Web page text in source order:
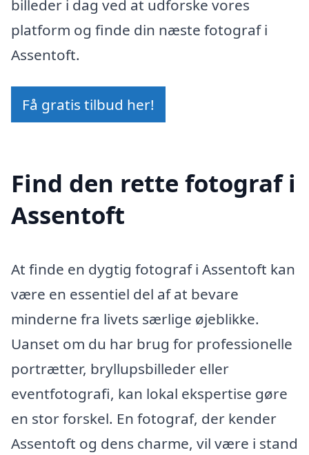
billeder i dag ved at udforske vores
platform og finde din næste fotograf i
Assentoft.
Få gratis tilbud her!
Find den rette fotograf i
Assentoft
At finde en dygtig fotograf i Assentoft kan
være en essentiel del af at bevare
minderne fra livets særlige øjeblikke.
Uanset om du har brug for professionelle
portrætter, bryllupsbilleder eller
eventfotografi, kan lokal ekspertise gøre
en stor forskel. En fotograf, der kender
Assentoft og dens charme, vil være i stand